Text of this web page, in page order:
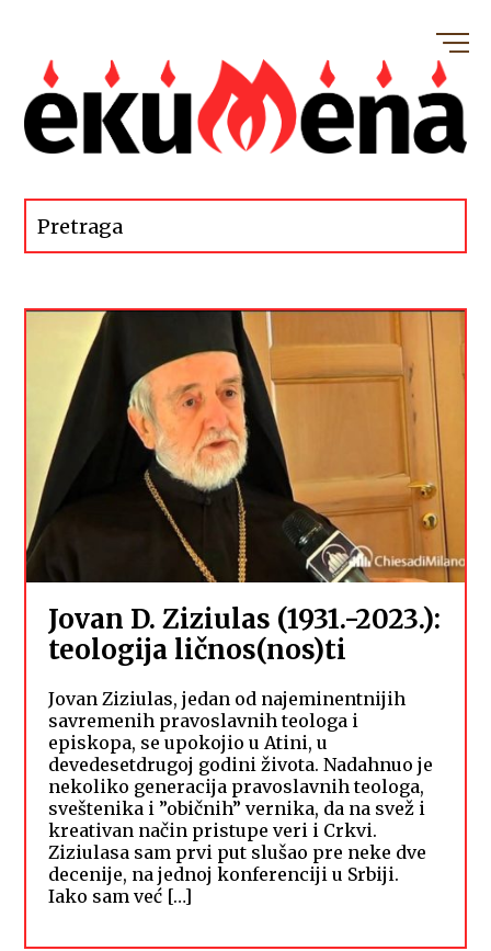
Jovan D. Ziziulas (1931.-2023.):
teologija ličnos(nos)ti
Jovan Ziziulas, jedan od najeminentnijih
savremenih pravoslavnih teologa i
episkopa, se upokojio u Atini, u
devedesetdrugoj godini života. Nadahnuo je
nekoliko generacija pravoslavnih teologa,
sveštenika i ”običnih” vernika, da na svež i
kreativan način pristupe veri i Crkvi.
Ziziulasa sam prvi put slušao pre neke dve
decenije, na jednoj konferenciji u Srbiji.
Iako sam već […]